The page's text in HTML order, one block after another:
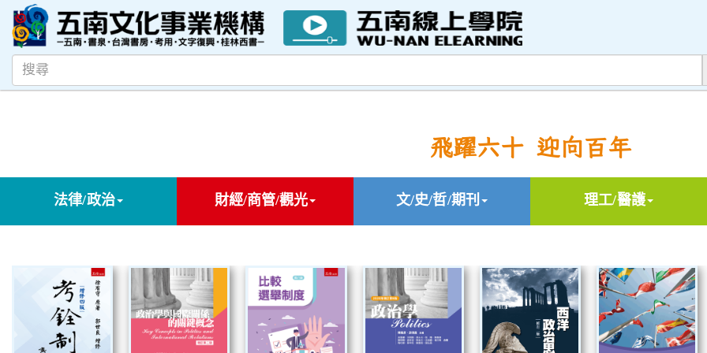
飛躍六十 迎向百年
法律/政治 財經/商管/觀光 文/史/哲/期刊 理工/醫護